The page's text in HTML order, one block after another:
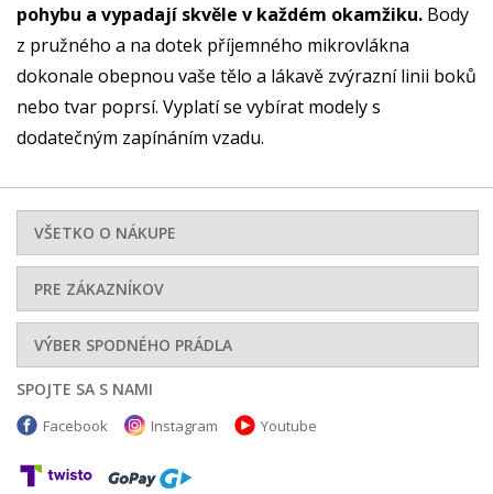
pohybu a vypadají skvěle v každém okamžiku. Body
z pružného a na dotek příjemného mikrovlákna
dokonale obepnou vaše tělo a lákavě zvýrazní linii boků
nebo tvar poprsí. Vyplatí se vybírat modely s
dodatečným zapínáním vzadu.
VŠETKO O NÁKUPE
PRE ZÁKAZNÍKOV
VÝBER SPODNÉHO PRÁDLA
SPOJTE SA S NAMI
Facebook Instagram Youtube